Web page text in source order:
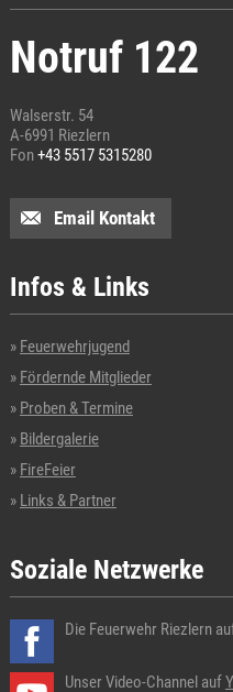
Notruf 122
Walserstr. 54
A-6991 Riezlern
Fon+43 5517 5315280
Email Kontakt
Infos & Links
Feuerwehrjugend
Fördernde Mitglieder
Proben & Termine
Bildergalerie
FireFeier
Links & Partner
Soziale Netzwerke
Die Feuerwehr Riezlern
Unser Video-Channel auf